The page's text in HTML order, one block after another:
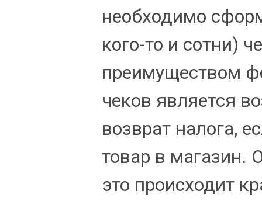
необходимо
кого-то и сотни)
преимуществом
чеков является
возврат налога,
товар в магазин.
это происходит